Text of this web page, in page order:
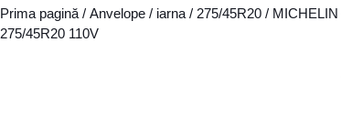
Prima pagină / Anvelope / iarna / 275/45R20 / MICHELIN
275/45R20 110V